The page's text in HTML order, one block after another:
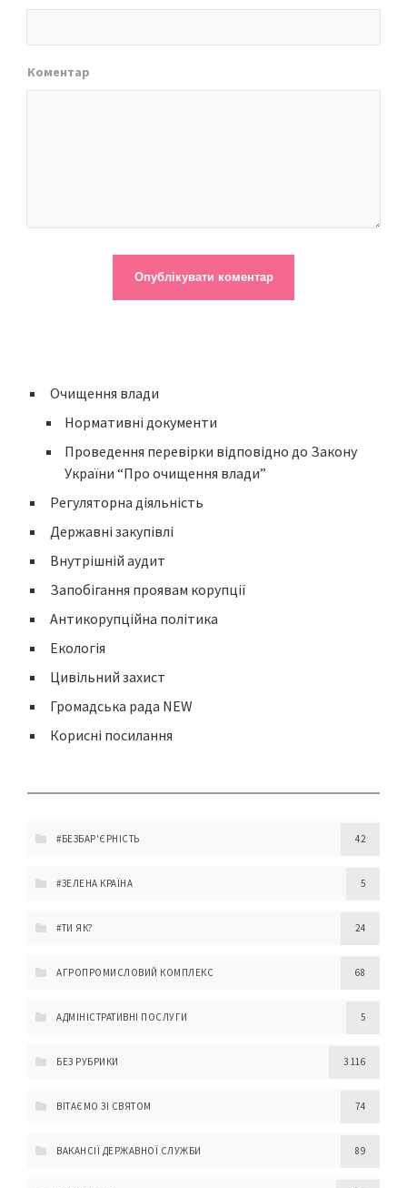
Коментар
Очищення влади
Нормативні документи
Проведення перевірки відповідно до Закону
України “Про очищення влади”
Регуляторна діяльність
Державні закупівлі
Внутрішній аудит
Запобігання проявам корупції
Антикорупційна політика
Екологія
Цивільний захист
Громадська рада NEW
Корисні посилання
#БЕЗБАР'ЄРНІСТЬ 42
#ЗЕЛЕНА КРАЇНА 5
#ТИ ЯК? 24
АГРОПРОМИСЛОВИЙ КОМПЛЕКС 68
АДМІНІСТРАТИВНІ ПОСЛУГИ 5
БЕЗ РУБРИКИ 3 116
ВІТАЄМО ЗІ СВЯТОМ 74
ВАКАНСІЇ ДЕРЖАВНОЇ СЛУЖБИ 89